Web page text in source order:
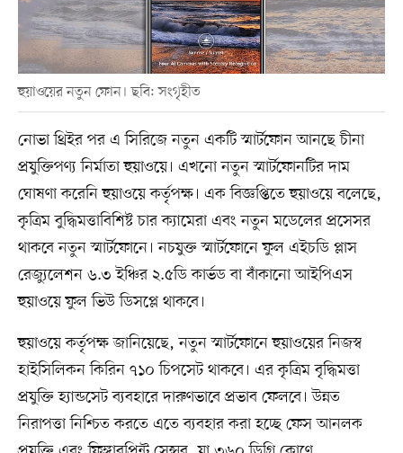
হুয়াওয়ের নতুন ফোন। ছবি: সংগৃহীত
নোভা থ্রিইর পর এ সিরিজে নতুন একটি স্মার্টফোন আনছে চীনা
প্রযুক্তিপণ্য নির্মাতা হুয়াওয়ে। এখনো নতুন স্মার্টফোনটির দাম
ঘোষণা করেনি হুয়াওয়ে কর্তৃপক্ষ। এক বিজ্ঞপ্তিতে হুয়াওয়ে বলেছে,
কৃত্রিম বুদ্ধিমত্তাবিশিষ্ট চার ক্যামেরা এবং নতুন মডেলের প্রসেসর
থাকবে নতুন স্মার্টফোনে। নচযুক্ত স্মার্টফোনে ফুল এইচডি প্লাস
রেজ্যুলেশন ৬.৩ ইঞ্চির ২.৫ডি কার্ভড বা বাঁকানো আইপিএস
হুয়াওয়ে ফুল ভিউ ডিসপ্লে থাকবে।
হুয়াওয়ে কর্তৃপক্ষ জানিয়েছে, নতুন স্মার্টফোনে হুয়াওয়ের নিজস্ব
হাইসিলিকন কিরিন ৭১০ চিপসেট থাকবে। এর কৃত্রিম বৃদ্ধিমত্তা
প্রযুক্তি হ্যান্ডসেট ব্যবহারে দারুণভাবে প্রভাব ফেলবে। উন্নত
নিরাপত্তা নিশ্চিত করতে এতে ব্যবহার করা হচ্ছে ফেস আনলক